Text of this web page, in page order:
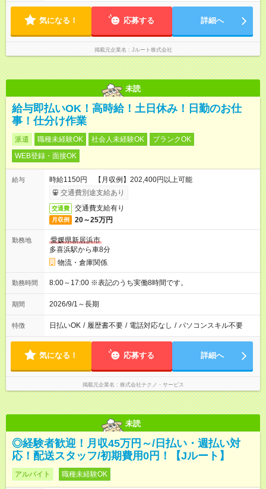
気になる！ 応募する 詳細へ
掲載元企業名 Jルート株式会社
未読
給与即払いOK！高時給！土日休み！日勤のお仕
事！仕分け作業
派遣 職種未経験OK 社会人未経験OK
ブランクOK
WEB登録・面接OK
給与
時給1150円 【月収例】202,400円以上可能
交通費別途支給あり
交通費 交通費支給有り
月収例 20～25万円
勤務地
愛媛県新居浜市
多喜浜駅から車8分
物流・倉庫関係
勤務時間 8:00～17:00 ※表記のうち実働8時間です。
期間 2026/9/1～長期
特徴 日払いOK / 履歴書不要 / 電話対応なし / パソコンスキル不要
気になる！ 応募する 詳細へ
掲載元企業名 株式会社テクノ・サービス
未読
◎経験者歓迎！月収45万円～/日払い・週払い対
応！配送スタッフ/初期費用0円！【Jルート】
アルバイト 職種未経験OK